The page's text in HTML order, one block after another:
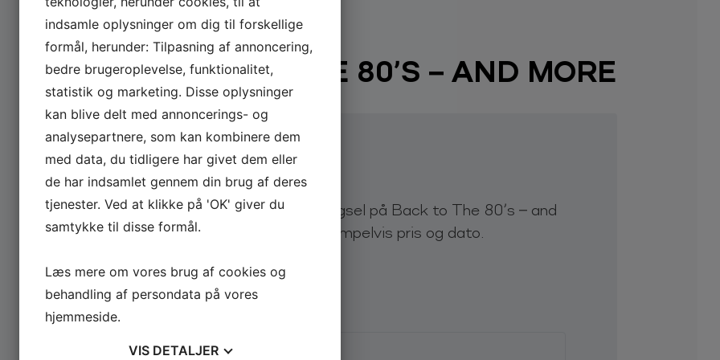
BOOKBACK TO THE 80’S – AND MORE
Send din forespørgsel
Send os en uforpligtende forespørgsel på Back to The 80’s – and
more og få lynhurtigt svar på eksempelvis pris og dato.
Vælg arrangementstype *
Firma
Privat
indsamle oplysninger om dig til forskellige
formål, herunder: Tilpasning af annoncering,
bedre brugeroplevelse, funktionalitet,
statistik og marketing. Disse oplysninger
kan blive delt med annoncerings- og
analysepartnere, som kan kombinere dem
med data, du tidligere har givet dem eller
de har indsamlet gennem din brug af deres
tjenester. Ved at klikke på 'OK' giver du
samtykke til disse formål.
Læs mere om vores brug af cookies og
behandling af persondata på vores
hjemmeside.
VIS DETALJER